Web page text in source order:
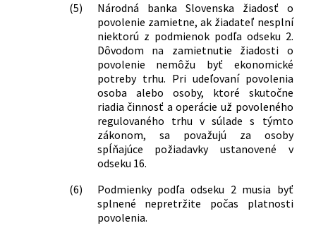
(5)
Národná banka Slovenska žiadosť o
povolenie zamietne, ak žiadateľ nesplní
niektorú z podmienok podľa odseku 2.
Dôvodom na zamietnutie žiadosti o
povolenie nemôžu byť ekonomické
potreby trhu. Pri udeľovaní povolenia
osoba alebo osoby, ktoré skutočne
riadia činnosť a operácie už povoleného
regulovaného trhu v súlade s týmto
zákonom, sa považujú za osoby
spĺňajúce požiadavky ustanovené v
odseku 16.
(6)
Podmienky podľa odseku 2 musia byť
splnené nepretržite počas platnosti
povolenia.